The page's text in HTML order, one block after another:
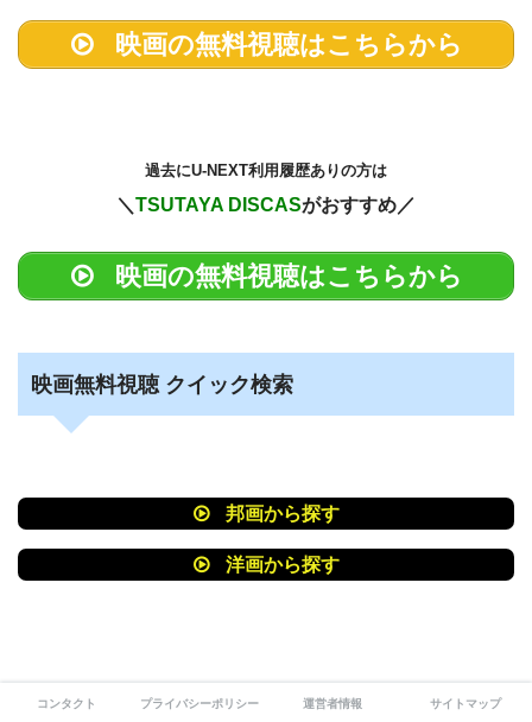
映画の無料視聴はこちらから
過去にU-NEXT利用履歴ありの方は
＼ TSUTAYA DISCASがおすすめ／
映画の無料視聴はこちらから
映画無料視聴 クイック検索
邦画から探す
洋画から探す
コンタクト プライバシーポリシー 運営者情報 サイトマップ